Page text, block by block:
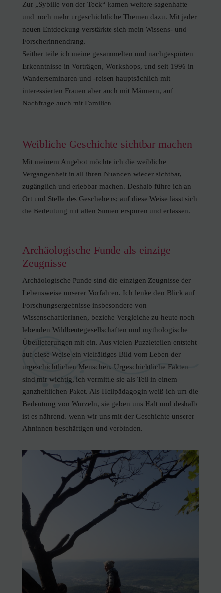
Zur „Sybille von der Teck“ kamen weitere sagenhafte
und noch mehr urgeschichtliche Themen dazu. Mit jeder
neuen Entdeckung verstärkte sich mein Wissens- und
Forscherinnendrang.
Seither teile ich meine gesammelten und nachgespürten
Erkenntnisse in Vorträgen, Workshops, und seit 1996 in
Wanderseminaren und -reisen hauptsächlich mit
interessierten Frauen aber auch mit Männern, auf
Nachfrage auch mit Familien.
Weibliche Geschichte sichtbar machen
Mit meinem Angebot möchte ich die weibliche
Vergangenheit in all ihren Nuancen wieder sichtbar,
zugänglich und erlebbar machen. Deshalb führe ich an
Ort und Stelle des Geschehens; auf diese Weise lässt sich
die Bedeutung mit allen Sinnen erspüren und erfassen.
Archäologische Funde als einzige
Zeugnisse
Archäologische Funde sind die einzigen Zeugnisse der
Lebensweise unserer Vorfahren. Ich lenke den Blick auf
Forschungsergebnisse insbesondere von
Wissenschaftlerinnen, beziehe Vergleiche zu heute noch
lebenden Wildbeutegesellschaften und mythologische
Überlieferungen mit ein. Aus vielen Puzzleteilen entsteht
auf diese Weise ein vielfältiges Bild vom Leben der
urgeschichtlichen Menschen. Urgeschichtliche Fakten
sind mir wichtig, ich vermittle sie als Teil in einem
ganzheitlichen Paket. Als Heilpädagogin weiß ich um die
Bedeutung von Wurzeln, sie geben uns Halt und deshalb
ist es nährend, wenn wir uns mit der Geschichte unserer
Ahninnen beschäftigen und verbinden.